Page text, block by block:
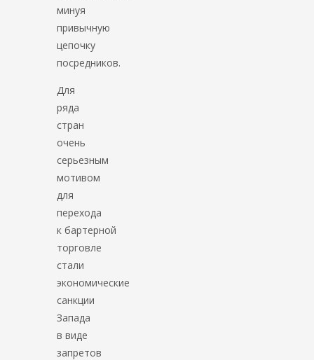
минуя
привычную
цепочку
посредников.
Для
ряда
стран
очень
серьезным
мотивом
для
перехода
к бартерной
торговле
стали
экономические
санкции
Запада
в виде
запретов